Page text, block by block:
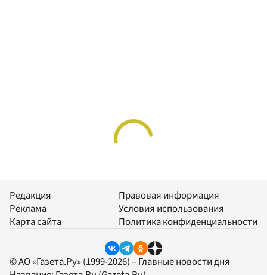
Редакция
Реклама
Карта сайта
Правовая информация
Условия использования
Политика конфиденциальности
© АО «Газета.Ру» (1999-2026) – Главные новости дня